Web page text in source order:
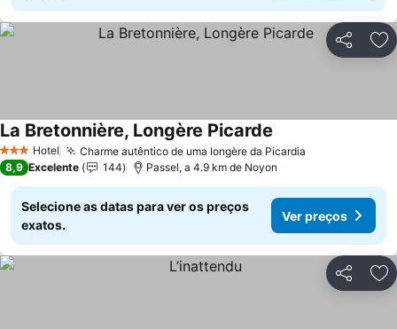
Partilhar
3 EstrelasHotel Charme autêntico de uma longère da Picardia
La Bretonnière, Longère Picarde
8,9 Excelente 144 Passel, a 4.9 km de Noyon
Selecione as datas para ver os preços
exatos.
Ver preços
Partilhar